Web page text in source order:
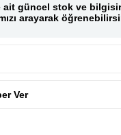
ait güncel stok ve
arayarak
Ver